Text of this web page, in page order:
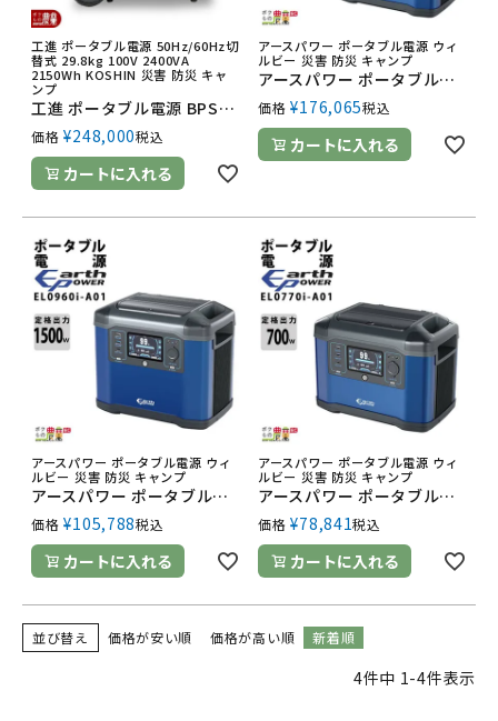
工進 ポータブル電源 50Hz/60Hz切
替式 29.8kg 100V 2400VA
2150Wh KOSHIN 災害 防災 キャ
ンプ
工進 ポータブル電源 BPS-24LG 2400W KOSHIN 電源 発電 防災 停電
価格 ¥248,000税込
カートに入れる
アースパワー ポータブル電源 ウィ
ルビー 災害 防災 キャンプ
アースパワー ポータブル電源 EL1630i-A01 2000W ウィルビー Earth POWER 電源 発電 防災 停電
価格 ¥176,065税込
カートに入れる
アースパワー ポータブル電源 ウィ
ルビー 災害 防災 キャンプ
アースパワー ポータブル電源 EL0960i-A01 1500W ウィルビー Earth POWER 電源 発電 防災 停電
価格 ¥105,788税込
カートに入れる
アースパワー ポータブル電源 ウィ
ルビー 災害 防災 キャンプ
アースパワー ポータブル電源 EL0770i-A01 700W ウィルビー Earth POWER 電源 発電 防災 停電
価格 ¥78,841税込
カートに入れる
並び替え 価格が安い順 価格が高い順 新着順
4件中 1-4件表示